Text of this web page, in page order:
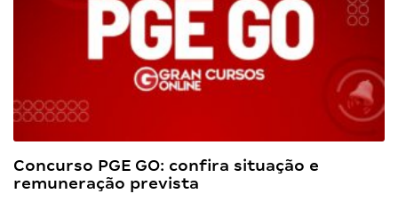
Concurso PGE GO: confira situação e
remuneração prevista